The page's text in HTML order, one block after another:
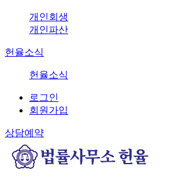
개인회생
개인파산
헌율소식
헌율소식
로그인
회원가입
상담예약